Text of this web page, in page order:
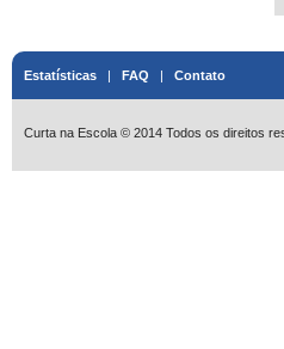
Estatísticas | FAQ | Contato
Curta na Escola © 2014 Todos os direitos